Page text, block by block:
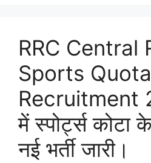
RRC Central
Sports Quota
Recruitment
में स्पोर्ट्स कोटा
नई भर्ती जारी।